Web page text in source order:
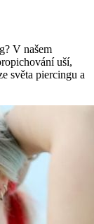
V našem
uší,
světa piercingu a